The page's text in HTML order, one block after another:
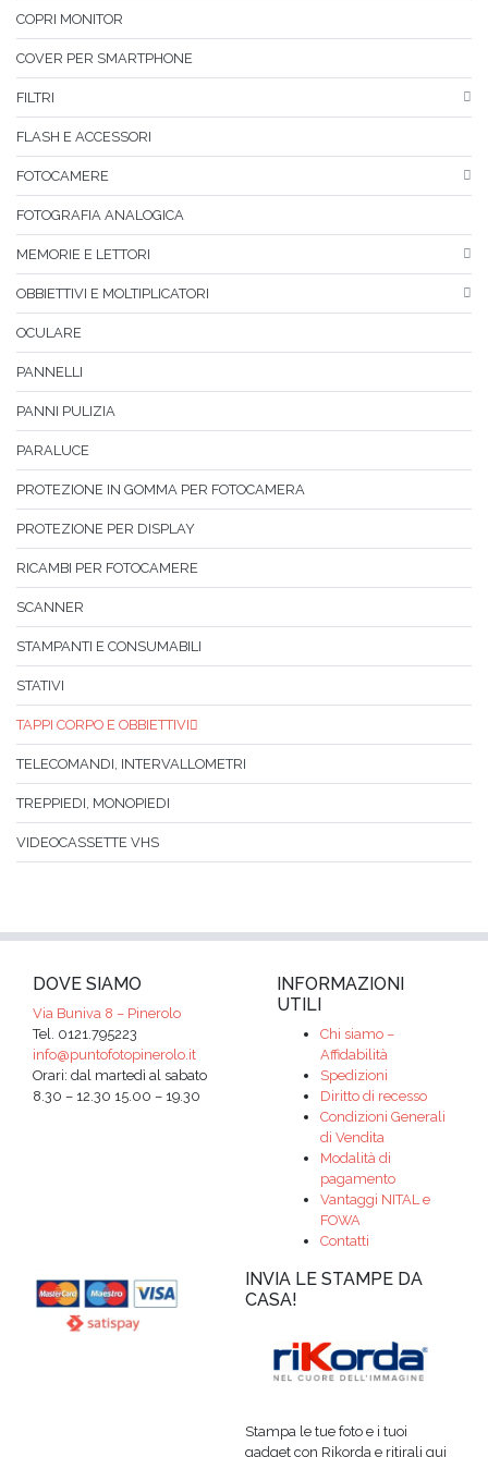
COPRI MONITOR
COVER PER SMARTPHONE
FILTRI
FLASH E ACCESSORI
FOTOCAMERE
FOTOGRAFIA ANALOGICA
MEMORIE E LETTORI
OBBIETTIVI E MOLTIPLICATORI
OCULARE
PANNELLI
PANNI PULIZIA
PARALUCE
PROTEZIONE IN GOMMA PER FOTOCAMERA
PROTEZIONE PER DISPLAY
RICAMBI PER FOTOCAMERE
SCANNER
STAMPANTI E CONSUMABILI
STATIVI
TAPPI CORPO E OBBIETTIVI
TELECOMANDI, INTERVALLOMETRI
TREPPIEDI, MONOPIEDI
VIDEOCASSETTE VHS
DOVE SIAMO
Via Buniva 8 – Pinerolo
Tel. 0121.795223
info@puntofotopinerolo.it
Orari: dal martedì al sabato
8.30 – 12.30 15.00 – 19.30
INFORMAZIONI
UTILI
Chi siamo –
Affidabilità
Spedizioni
Diritto di recesso
Condizioni Generali
di Vendita
Modalità di
pagamento
Vantaggi NITAL e
FOWA
Contatti
INVIA LE STAMPE DA
CASA!
Stampa le tue foto e i tuoi
gadget con Rikorda e ritirali qui